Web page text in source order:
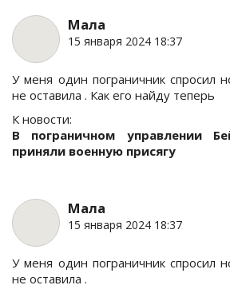
Мала
15 января 2024 18:37
У меня один пограничник спросил
не оставила . Как его найду теперь
К новости:
В пограничном управлении
приняли военную присягу
Мала
15 января 2024 18:37
У меня один пограничник спросил
не оставила .